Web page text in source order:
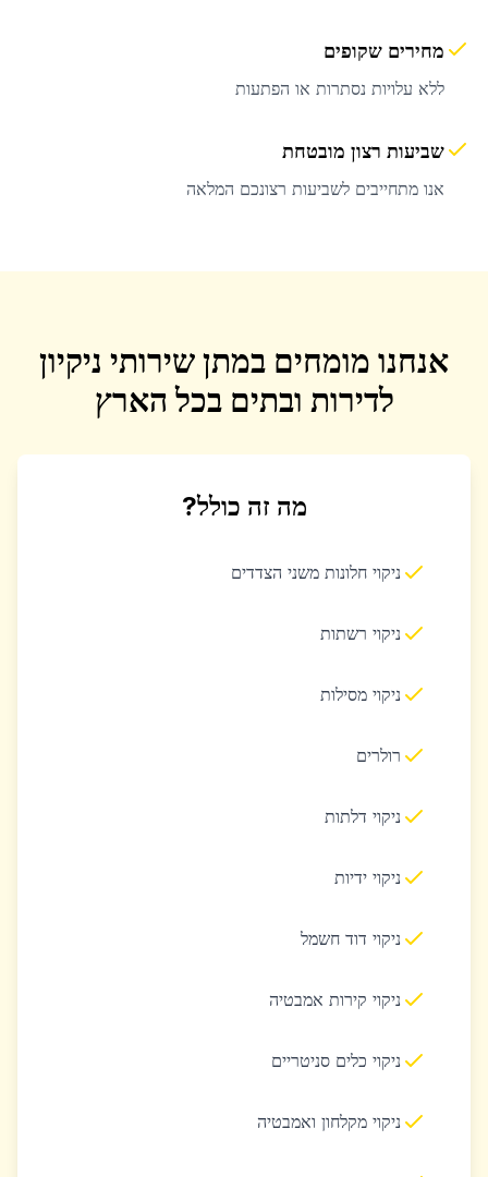
מחירים שקופים
ללא עלויות נסתרות או הפתעות
שביעות רצון מובטחת
אנו מתחייבים לשביעות רצונכם המלאה
אנחנו מומחים במתן שירותי ניקיון
לדירות ובתים בכל הארץ
מה זה כולל?
ניקוי חלונות משני הצדדים
ניקוי רשתות
ניקוי מסילות
רולרים
ניקוי דלתות
ניקוי ידיות
ניקוי דוד חשמל
ניקוי קירות אמבטיה
ניקוי כלים סניטריים
ניקוי מקלחון ואמבטיה